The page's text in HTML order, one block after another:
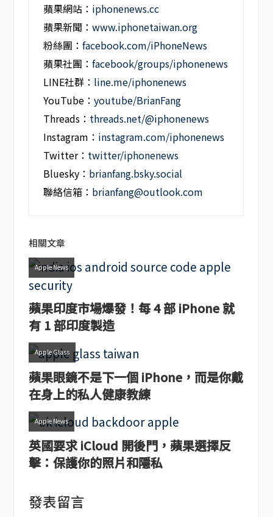
蘋果網站： iphonenews.cc
蘋果新聞：www.iphonetaiwan.org
粉絲團：facebook.com/iPhoneNews
蘋果社團：facebook/groups/iphonenews
LINE社群： line.me/iphonenews
YouTube：youtube/BrianFang
Threads： threads.net/@iphonenews
Instagram： instagram.com/iphonenews
Twitter： twitter/iphonenews
Bluesky： brianfang.bsky.social
聯絡信箱： brianfang@outlook.com
相關文章
Apple News
蘋果印度市場爆發！每 4 部 iPhone 就
有 1 部印度製造
Apple Glass
蘋果眼鏡不是下一個 iPhone，而是你戴
在身上的私人健康教練
Apple News
英國要求 iCloud 開後門，蘋果選擇反
擊：保護你的照片和隱私
發表留言